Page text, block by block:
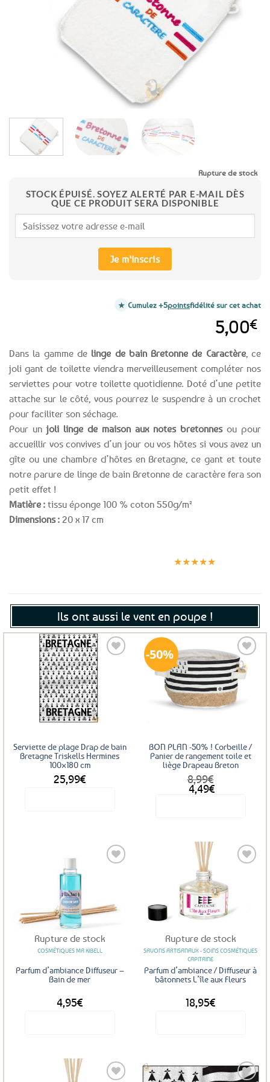
favoris
Dans la gamme de linge de bain Bretonne de Caractère, ce
joli gant de toilette viendra merveilleusement compléter nos
serviettes pour votre toilette quotidienne. Doté d’une petite
attache sur le côté, vous pourrez le suspendre à un crochet
pour faciliter son séchage.
Pour un joli linge de maison aux notes bretonnesou pour
accueillir vos convives d’un jour ou vos hôtes si vous avez un
gîte ou une chambre d’hôtes en Bretagne, ce gant et toute
notre parure de linge de bain Bretonne de caractère fera son
petit effet !
Matière : tissu éponge 100 % coton 550g/m²
Dimensions : 20 x 17 cm
5,00€
Rupture de stock
STOCK ÉPUISÉ. SOYEZ ALERTÉ PAR E-MAIL DÈS
QUE CE PRODUIT SERA DISPONIBLE
Je m'inscris
Cumulez +5pointsfidélité sur cet achat
★★★★★
Ils ont aussi le vent en poupe !
Serviette de plage Drap de bain
Bretagne Triskells Hermines
100×180 cm
25,99€
50%
Ajouter
aux
favoris
BON PLAN -50% ! Corbeille /
Panier de rangement toile et
liège Drapeau Breton
8,99€
Le
prix
4,49€
Le
prix
favoris
Rupture de stock
COSMÉTIQUES MA KIBELL
Parfum d’ambiance Diffuseur –
Bain de mer
4,95€
favoris
Rupture de stock
SAVONS ARTISANAUX - SOINS COSMÉTIQUES
CAPITAINE
Parfum d’ambiance / Diffuseur à
bâtonnets L’île aux Fleurs
18,95€